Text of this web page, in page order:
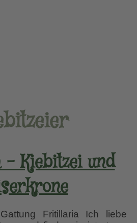
Kiebitzei und
Fritillaria Ich liebe